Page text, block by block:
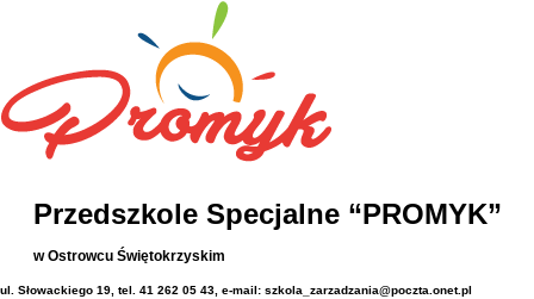
Przedszkole Specjalne “PROMYK”
w Ostrowcu Świętokrzyskim
ul. Słowackiego 19, tel. 41 262 05 43, e-mail: szkola_zarzadzania@poczta.onet.pl